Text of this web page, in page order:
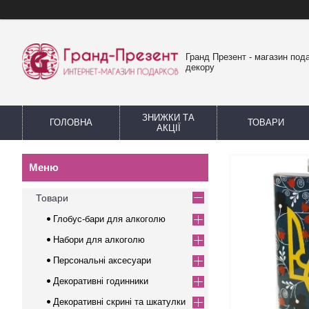
Гранд Презент - магазин
декору
ГОЛОВНА
ЗНИЖКИ ТА
АКЦІЇ
ТОВАРИ
Товари
Глобус-бари для алкоголю
Набори для алкоголю
Персональні аксесуари
Декоративні годинники
Декоративні скрині та шкатулки